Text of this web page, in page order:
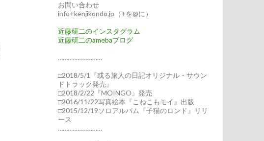
お問い合わせ
info+kenjikondo.jp（+を@に）
近藤研二のインスタグラム
近藤研二のamebaブログ
………………………
□2018/5/1『或る旅人の日記オリジナル・サウン
ドトラック発売』
□2018/2/22『MOINGO』発売
□2016/11/22写真絵本『こねこもモイ』出版
□2015/12/19ソロアルバム『子猫のロンド』リリ
ース
………………………